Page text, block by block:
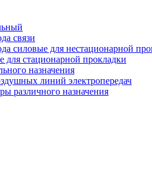
связи
силовые для нестационарной
для стационарной прокладки
назначения
линий электропередач
различного назначения